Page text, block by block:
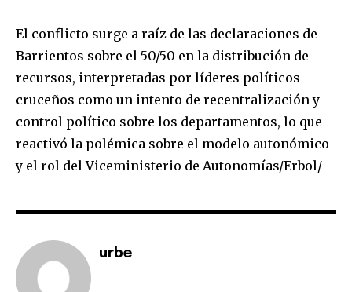
Join our community of
SUBSCRIBERS and be part of the
conversation.
To subscribe, simply enter your email address on our website
or click the subscribe button below. Don't worry, we respect
your privacy and won't spam your inbox. Your information is
safe with us.
El conflicto surge a raíz de las declaraciones de
Barrientos sobre el 50/50 en la distribución de
recursos, interpretadas por líderes políticos
cruceños como un intento de recentralización y
control político sobre los departamentos, lo que
reactivó la polémica sobre el modelo autonómico
y el rol del Viceministerio de Autonomías/Erbol/
urbe